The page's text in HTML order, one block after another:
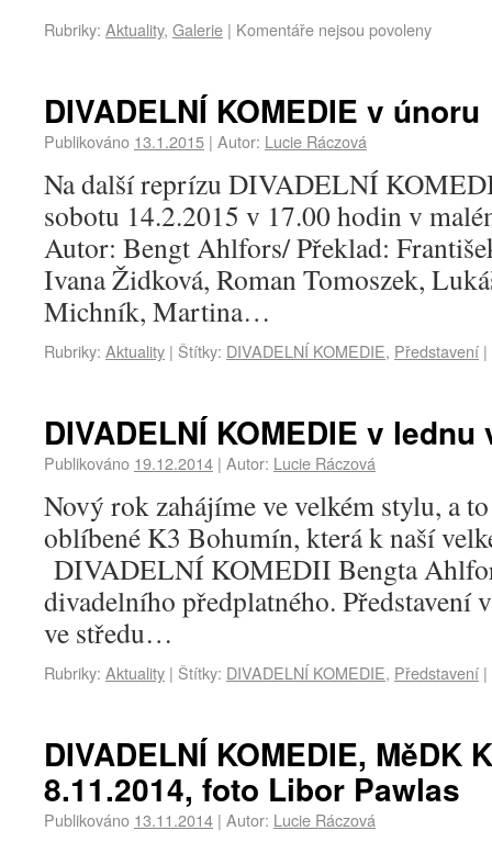
Rubriky: Aktuality, Galerie | Komentáře nejsou povoleny
DIVADELNÍ KOMEDIE v únoru
Publikováno 13.1.2015 | Autor: Lucie Ráczová
Na další reprízu DIVADELNÍ
sobotu 14.2.2015 v 17.00 hodin v
Autor: Bengt Ahlfors/ Překlad:
Ivana Židková, Roman Tomoszek,
Michník, Martina…
Rubriky: Aktuality | Štítky: DIVADELNÍ KOMEDIE, Představení |
DIVADELNÍ KOMEDIE v
Publikováno 19.12.2014 | Autor: Lucie Ráczová
Nový rok zahájíme ve velkém stylu, a
oblíbené K3 Bohumín, která k naší
DIVADELNÍ KOMEDII Bengta
divadelního předplatného. Představení
ve středu…
Rubriky: Aktuality | Štítky: DIVADELNÍ KOMEDIE, Představení |
DIVADELNÍ KOMEDIE, MěDK
8.11.2014, foto Libor Pawlas
Publikováno 13.11.2014 | Autor: Lucie Ráczová